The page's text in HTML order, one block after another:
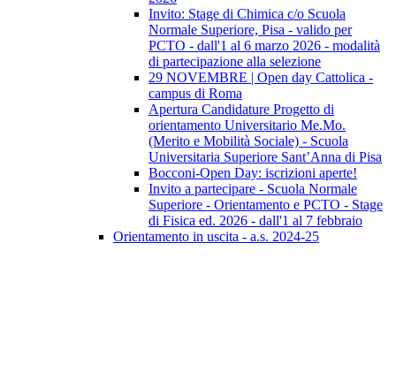
Invito: Stage di Chimica c/o Scuola
Normale Superiore, Pisa - valido per
PCTO - dall'1 al 6 marzo 2026 - modalità
di partecipazione alla selezione
29 NOVEMBRE | Open day Cattolica -
campus di Roma
Apertura Candidature Progetto di
orientamento Universitario Me.Mo.
(Merito e Mobilità Sociale) - Scuola
Universitaria Superiore Sant’Anna di Pisa
Bocconi-Open Day: iscrizioni aperte!
Invito a partecipare - Scuola Normale
Superiore - Orientamento e PCTO - Stage
di Fisica ed. 2026 - dall'1 al 7 febbraio
Orientamento in uscita - a.s. 2024-25